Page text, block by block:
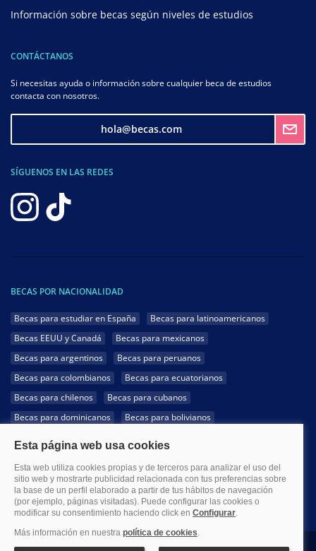
Información sobre becas según niveles de estudios
CONTÁCTANOS
Si necesitas ayuda o información sobre cualquier beca de estudios
contacta con nosotros.
hola@becas.com
SÍGUENOS EN LAS REDES
BECAS POR NACIONALIDAD
Becas para estudiar en España
Becas para latinoamericanos
Becas EEUU y Canadá
Becas para mexicanos
Becas para argentinos
Becas para peruanos
Becas para colombianos
Becas para ecuatorianos
Becas para chilenos
Becas para cubanos
Becas para dominicanos
Becas para bolivianos
Becas para hondureños
Becas para paraguayos
Becas para uruguayos
Becas para salvadoreños
1999-2026 Becas.com @Todos los derechos reservados